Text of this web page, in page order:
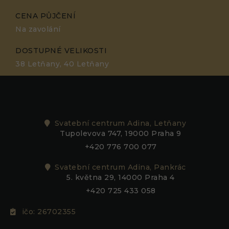
CENA PŮJČENÍ
Na zavolání
DOSTUPNÉ VELIKOSTI
38 Letňany, 40 Letňany
Svatební centrum Adina, Letňany
Tupolevova 747, 19000 Praha 9
+420 776 700 077
Svatební centrum Adina, Pankrác
5. května 29, 14000 Praha 4
+420 725 433 058
ičo: 26702355